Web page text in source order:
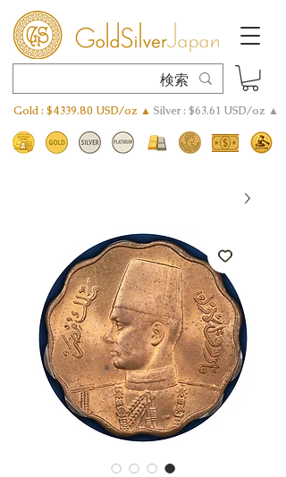
Gold : $4339.80 USD/oz ▲ Silver : $63.61 USD/oz ▲